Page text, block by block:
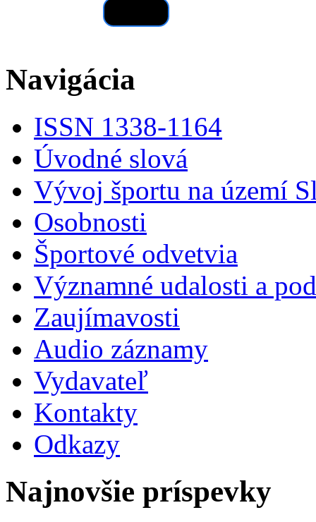
Navigácia
ISSN 1338-1164
Úvodné slová
Vývoj športu na území
Osobnosti
Športové odvetvia
Významné udalosti a
Zaujímavosti
Audio záznamy
Vydavateľ
Kontakty
Odkazy
Najnovšie príspevky